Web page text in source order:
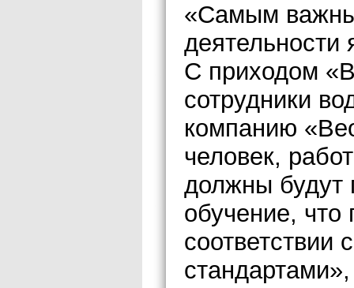
«Самым
С приходом
сотрудники
компанию
человек,
должны будут
обучение, что